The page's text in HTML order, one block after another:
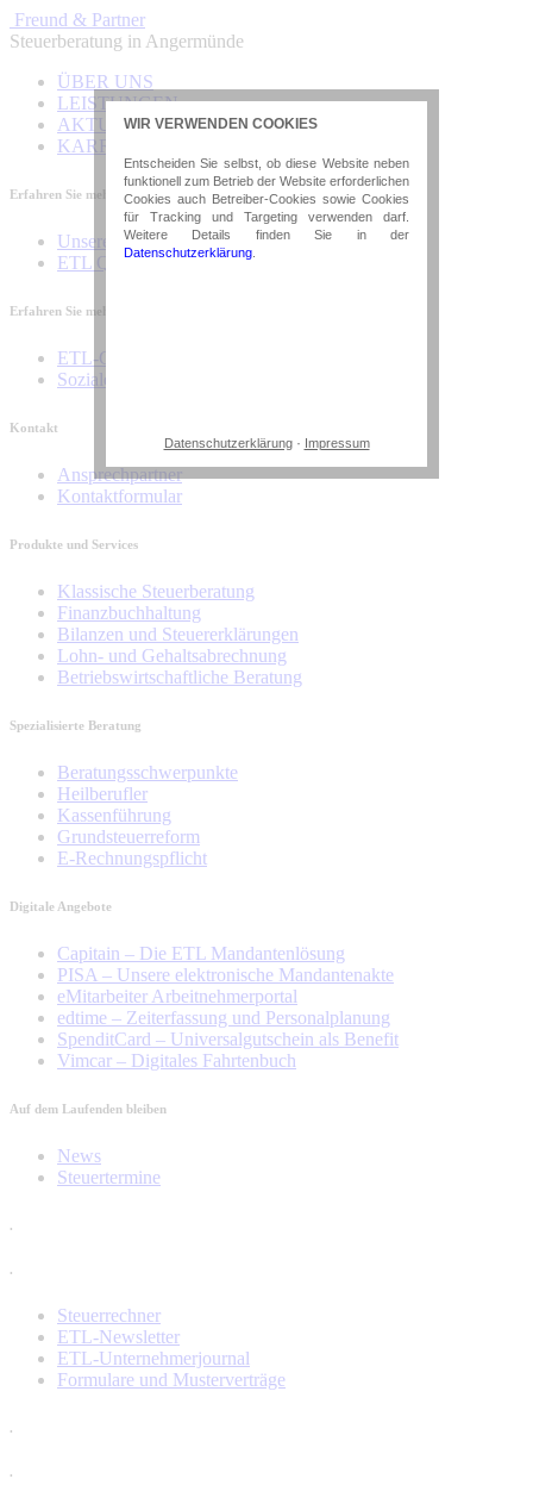
Freund & Partner
Steuerberatung in Angermünde
ÜBER UNS
LEISTUNGEN
AKTUELLES
KARRIERE
Erfahren Sie mehr über unsere Kanzlei
Unsere Kanzlei
ETL Qualitätskanzlei
Erfahren Sie mehr über die ETL-Gruppe
ETL-Gruppe
Soziales Engagement
Kontakt
Ansprechpartner
Kontaktformular
Produkte und Services
Klassische Steuerberatung
Finanzbuchhaltung
Bilanzen und Steuererklärungen
Lohn- und Gehaltsabrechnung
Betriebswirtschaftliche Beratung
Spezialisierte Beratung
Beratungsschwerpunkte
Heilberufler
Kassenführung
Grundsteuerreform
E-Rechnungspflicht
Digitale Angebote
Capitain – Die ETL Mandantenlösung
PISA – Unsere elektronische Mandantenakte
eMitarbeiter Arbeitnehmerportal
edtime – Zeiterfassung und Personalplanung
SpenditCard – Universalgutschein als Benefit
Vimcar – Digitales Fahrtenbuch
Auf dem Laufenden bleiben
News
Steuertermine
.
.
Steuerrechner
ETL-Newsletter
ETL-Unternehmerjournal
Formulare und Musterverträge
.
.
WIR VERWENDEN COOKIES
Entscheiden Sie selbst, ob diese Website neben
funktionell zum Betrieb der Website erforderlichen
Cookies auch Betreiber-Cookies sowie Cookies
für Tracking und Targeting verwenden darf.
Weitere Details finden Sie in der
Datenschutzerklärung
Notwendige Cookies
Diese Cookies sind erforderlich, um die
grundlegende Funktionalität der Website
zu sichern.
unsere Website auf Ihre Bedürfnisse hin
zu optimieren. Hierzu gehört eine
bedarfsgerechte Gestaltung und
fortlaufende Verbesserung unseres
Angebotes einschließlich der
Verknüpfung zu Social-Media-Angeboten
Google Maps zu nutzen oder
Datenschutzerklärung· Impressum